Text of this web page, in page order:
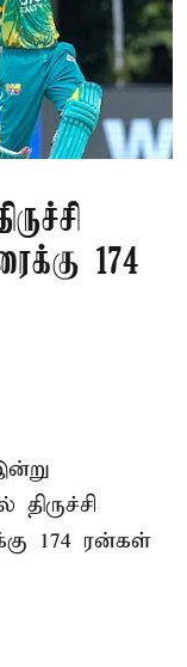
174
174 ரன்கள்